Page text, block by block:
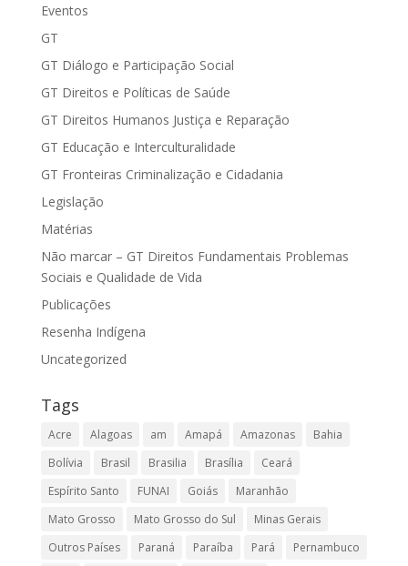
Eventos
GT
GT Diálogo e Participação Social
GT Direitos e Políticas de Saúde
GT Direitos Humanos Justiça e Reparação
GT Educação e Interculturalidade
GT Fronteiras Criminalização e Cidadania
Legislação
Matérias
Não marcar – GT Direitos Fundamentais Problemas
Sociais e Qualidade de Vida
Publicações
Resenha Indígena
Uncategorized
Tags
Acre Alagoas am Amapá Amazonas
Bahia
Bolívia
Brasil Brasilia Brasília
Ceará
Espírito Santo
FUNAI Goiás
Maranhão
Mato Grosso
Mato Grosso do Sul
Minas Gerais
Outros Países
Paraná Paraíba Pará
Pernambuco